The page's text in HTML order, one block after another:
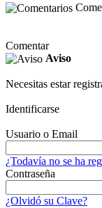
Comentar
Aviso
Necesitas estar
Identificarse
Usuario o Email
¿Todavía no se ha
Contraseña
¿Olvidó su Clave?